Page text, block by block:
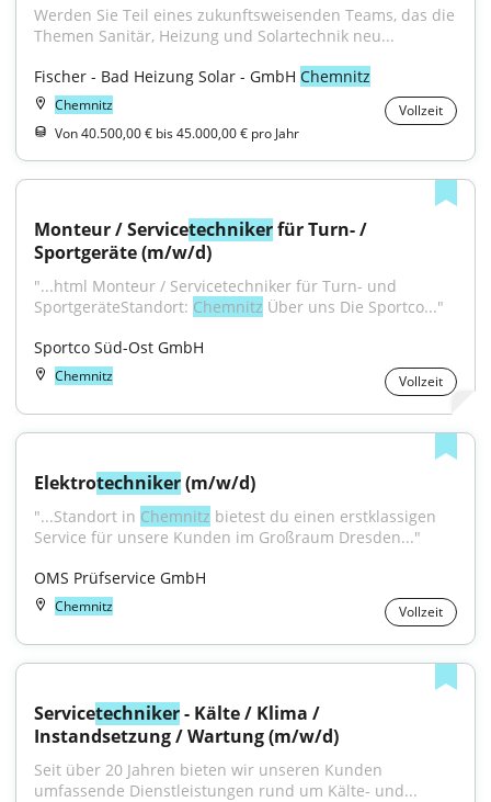
Werden Sie Teil eines zukunftsweisenden Teams, das die
Themen Sanitär, Heizung und Solartechnik neu...
Fischer - Bad Heizung Solar - GmbH Chemnitz
Chemnitz
Vollzeit
Von 40.500,00 € bis 45.000,00 € pro Jahr
Monteur / Servicetechniker für Turn- /
Sportgeräte (m/w/d)
"...html Monteur / Servicetechniker für Turn- und
SportgeräteStandort: Chemnitz Über uns Die Sportco..."
Sportco Süd-Ost GmbH
Chemnitz Vollzeit
Elektrotechniker (m/w/d)
"...Standort in Chemnitz bietest du einen erstklassigen
Service für unsere Kunden im Großraum Dresden..."
OMS Prüfservice GmbH
Chemnitz Vollzeit
Servicetechniker - Kälte / Klima /
Instandsetzung / Wartung (m/w/d)
Seit über 20 Jahren bieten wir unseren Kunden
umfassende Dienstleistungen rund um Kälte- und...